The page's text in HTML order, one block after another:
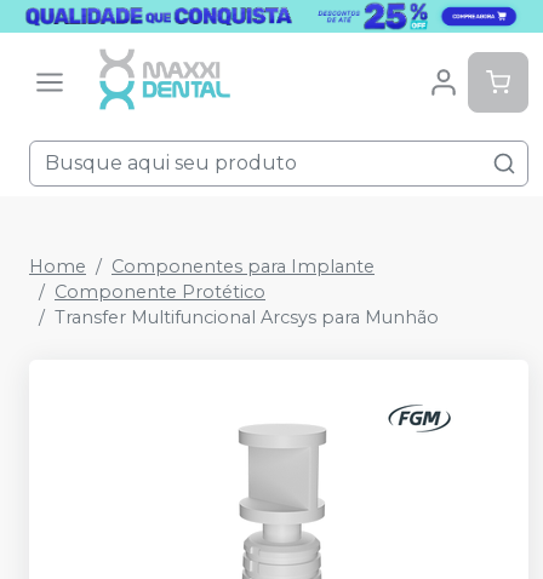
Home
Componentes para Implante
Componente Protético
Transfer Multifuncional Arcsys para Munhão